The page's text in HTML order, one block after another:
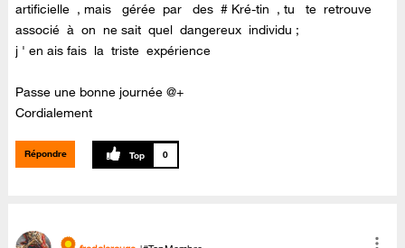
artificielle , mais gérée par des # Kré-tin , tu te retrouve
associé à on ne sait quel dangereux individu ;
j ' en ais fais la triste expérience
Passe une bonne journée @+
Cordialement
Répondre 0